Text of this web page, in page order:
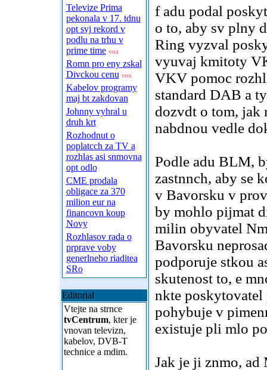
Televize Prima
pekonala v 17. tdnu
opt svj rekord v
podlu na trhu v
prime time vera
Romn pro eny zskal
Divckou cenu vera
Kabelov programy
maj bt zakdovan
Johnny vyhral u
druh krt
Rozhodnut o
poplatcch za TV a
rozhlas asi snmovna
opt odlo
CME prodala
obligace za 370
milion eur na
financovn koup
Novy
Rozhlasov rada o
prprave voby
generlneho riaditea
SRo
Editorial
Vtejte na strnce
tvCentrum, kter je
vnovan televizn,
kabelov, DVB-T
technice a mdim.
f adu podal
o to, aby sv plny
Ring vyzval
vyuvaj kmitoty
VKV pomoc
standard DAB a
dozvdt o tom, jak
nabdnou vedle
Podle adu BLM,
zastnnch, aby se
v Bavorsku v
by mohlo pijmat
milin obyvatel
Bavorsku
podporuje stkou
skutenost to, e
nkte poskytovatel
pohybuje v
existuje pli mlo
Jak je ji znmo,